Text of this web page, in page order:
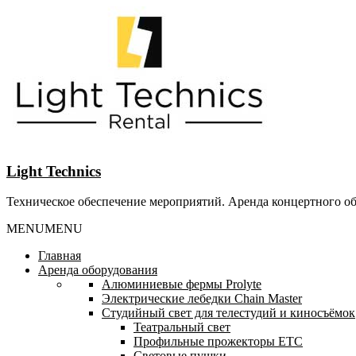
Light Technics
Техническое обеспечение мероприятий. Аренда концертного
MENUMENU
Главная
Аренда оборудования
Алюминиевые фермы Prolyte
Электрические лебедки Chain Master
Студийный свет для телестудий и киносъёмок
Театральный свет
Профильные прожекторы ETC